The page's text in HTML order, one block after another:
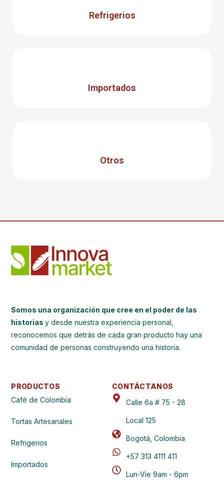
Refrigerios
Importados
Otros
Somos una organización que cree en el poder de las
historiasy desde nuestra experiencia personal,
reconocemos que detrás de cada gran producto hay una
comunidad de personas construyendo una historia.
PRODUCTOS
Café de Colombia
Tortas Artesanales
Refrigerios
Importados
CONTÁCTANOS
Calle 6a # 75 - 28
Local 125
Bogotá, Colombia
+57 313 4111 411
Lun-Vie 9am - 6pm